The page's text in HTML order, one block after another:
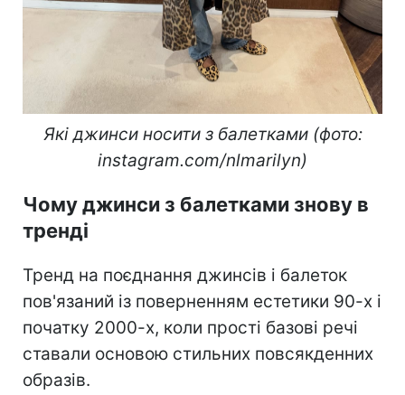
Які джинси носити з балетками (фото:
instagram.com/nlmarilyn)
Чому джинси з балетками знову в
тренді
Тренд на поєднання джинсів і балеток
пов'язаний із поверненням естетики 90-х і
початку 2000-х, коли прості базові речі
ставали основою стильних повсякденних
образів.